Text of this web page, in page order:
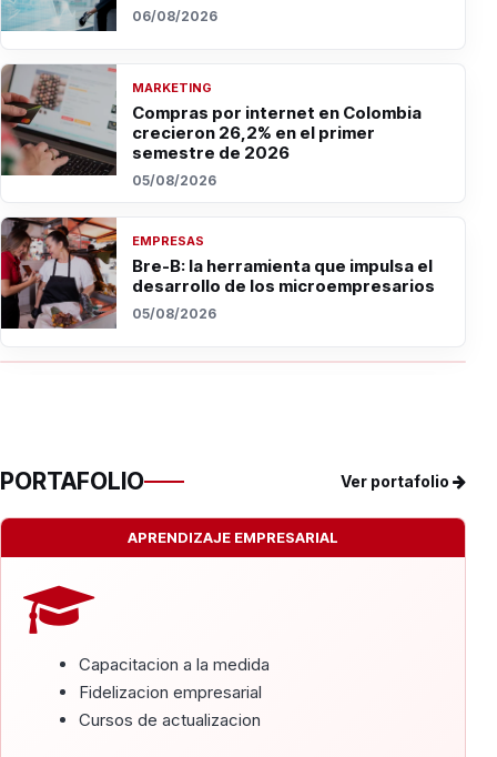
06/08/2026
MARKETING
Compras por internet en Colombia
crecieron 26,2% en el primer
semestre de 2026
05/08/2026
EMPRESAS
Bre-B: la herramienta que impulsa el
desarrollo de los microempresarios
05/08/2026
PORTAFOLIO Ver portafolio
APRENDIZAJE EMPRESARIAL
Capacitacion a la medida
Fidelizacion empresarial
Cursos de actualizacion